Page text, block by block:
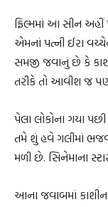
ફિલ્મમાં આ સીન
એમનાં પત્ની ઈરા
સમજી જવાનું છે કે
તરીકે તો આવીશ જ
પેલા લોકોના ગયા
તમે શું હવે ગલીમાં
મળી છે. સિનેમાના
આના જવાબમાં